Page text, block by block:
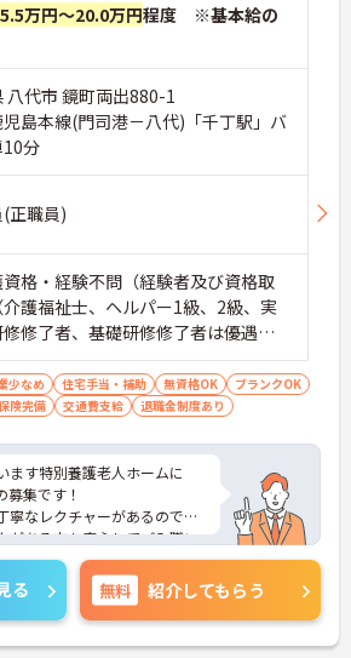
万円～20.0万円程度 ※基本給の
八代市 鏡町両出880-1
児島本線(門司港－八代)「千丁駅」バ
10分
正職員)
格・経験不問（経験者及び資格取
護福祉士、ヘルパー1級、2級、実
修了者、基礎研修修了者は優遇）
動車運転免許（AT限定可／あれば
少なめ 住宅手当・補助 無資格OK
ブランクOK
険完備 交通費支給 退職金制度あり
ます特別養護老人ホームに
募集です！
寧なレクチャーがあるので、
がある方も安心してご入職い
あり、頑張りをしっかり評
事のモチベーションにつなが
接対策ポイントなど、さらに
る 無料 紹介してもらう